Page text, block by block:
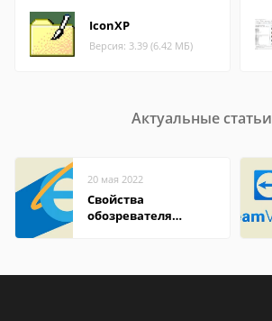
IconXP
Версия: 3.39 (6.42 МБ)
Актуальные статьи
20 мая 2022
Свойства
обозревателя